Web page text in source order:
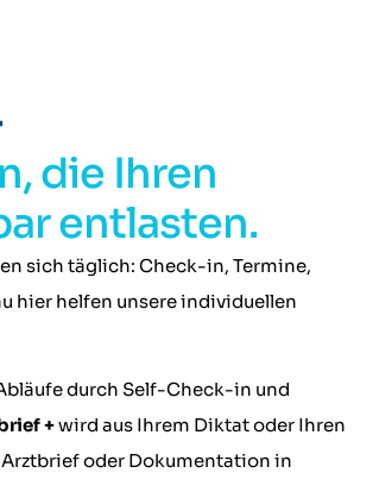
die Ihren
entlasten.
sich täglich: Check-in, Termine,
hier helfen unsere individuellen
durch Self-Check-in und
+wird aus Ihrem Diktat oder Ihren
oder Dokumentation in